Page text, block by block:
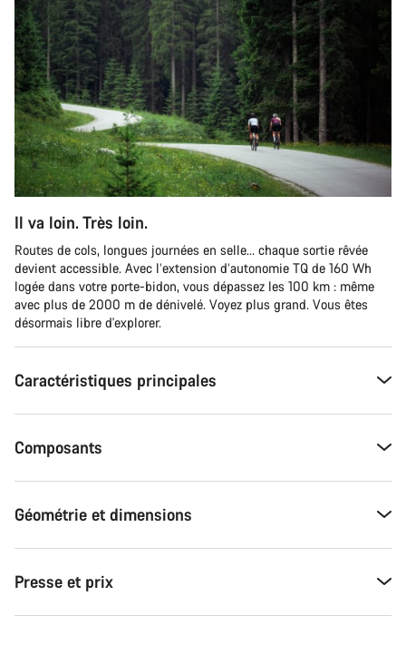
Il va loin. Très loin.
Routes de cols, longues journées en selle… chaque sortie rêvée
devient accessible. Avec l’extension d’autonomie TQ de 160 Wh
logée dans votre porte-bidon, vous dépassez les 100 km : même
avec plus de 2000 m de dénivelé. Voyez plus grand. Vous êtes
désormais libre d'explorer.
Caractéristiques principales
Composants
Géométrie et dimensions
Presse et prix